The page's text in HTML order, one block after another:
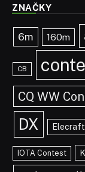
ZNAČKY
6m 160m
CB
CQ WW
DX Elecraft
IOTA Contest